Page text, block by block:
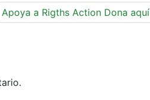
Apoya a Rigths Action Dona aquí